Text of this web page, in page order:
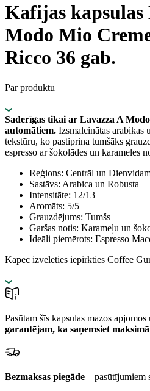
Kafijas kapsulas
Modo Mio
Ricco 36 gab.
Par produktu
Saderīgas tikai ar Lavazza A
automātiem. Izsmalcinātas arabikas
tekstūru, ko pastiprina tumšāks
espresso ar šokolādes un karameles
Reģions: Centrāl un
Sastāvs: Arabica un Robusta
Intensitāte: 12/13
Aromāts: 5/5
Grauzdējums: Tumšs
Garšas notis: Karameļu un
Ideāli piemērots: Espresso
Kāpēc izvēlēties iepirkties Coffee
Pasūtam šīs kapsulas mazos
garantējam, ka saņemsiet
Bezmaksas piegāde – pasūtījumiem